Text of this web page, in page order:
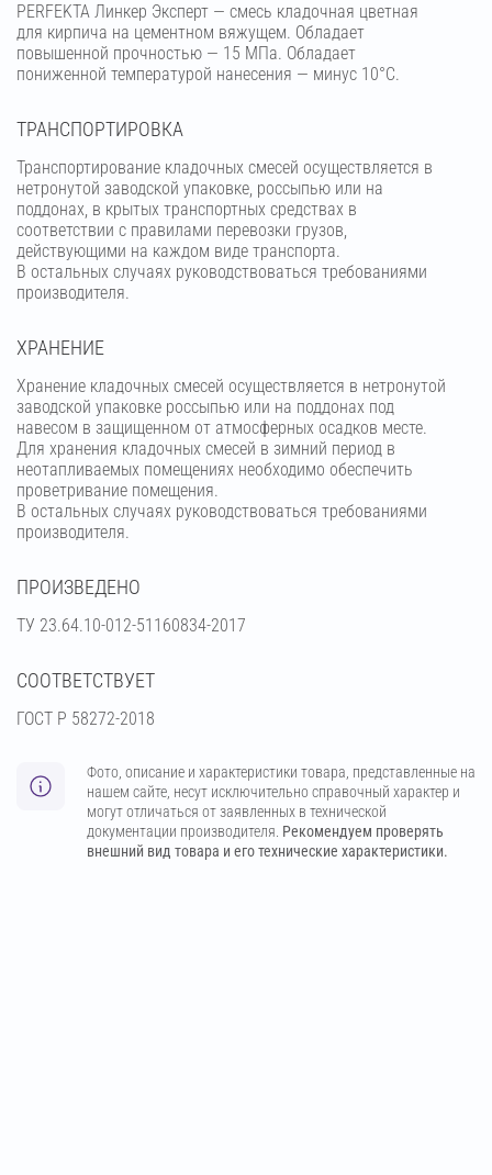
PERFEKTA Линкер Эксперт — смесь кладочная цветная
для кирпича на цементном вяжущем. Обладает
повышенной прочностью — 15 МПа. Обладает
пониженной температурой нанесения — минус 10°С.
ТРАНСПОРТИРОВКА
Транспортирование кладочных смесей осуществляется в
нетронутой заводской упаковке, россыпью или на
поддонах, в крытых транспортных средствах в
соответствии с правилами перевозки грузов,
действующими на каждом виде транспорта.
В остальных случаях руководствоваться требованиями
производителя.
ХРАНЕНИЕ
Хранение кладочных смесей осуществляется в нетронутой
заводской упаковке россыпью или на поддонах под
навесом в защищенном от атмосферных осадков месте.
Для хранения кладочных смесей в зимний период в
неотапливаемых помещениях необходимо обеспечить
проветривание помещения.
В остальных случаях руководствоваться требованиями
производителя.
ПРОИЗВЕДЕНО
ТУ 23.64.10-012-51160834-2017
СООТВЕТСТВУЕТ
ГОСТ Р 58272-2018
Фото, описание и характеристики товара, представленные на
нашем сайте, несут исключительно справочный характер и
могут отличаться от заявленных в технической
документации производителя. Рекомендуем проверять
внешний вид товара и его технические характеристики.